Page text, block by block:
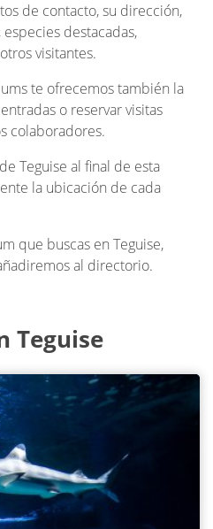
de contacto, su dirección,
destacadas,
visitantes.
te ofrecemos también la
o reservar visitas
colaboradores.
Teguise al final de esta
la ubicación de cada
que buscas en Teguise,
al directorio.
Teguise